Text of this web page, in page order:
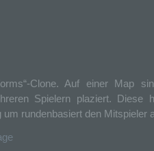
Clone. Auf einer Map
Spielern plaziert. Diese
um rundenbasiert den Mitspieler